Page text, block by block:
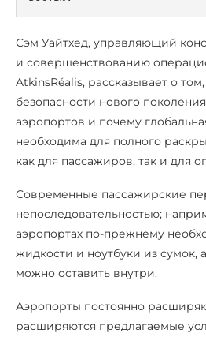
Сэм Уайтхед, управляющий
и совершенствованию
AtkinsRéalis, рассказывает о
безопасности нового
аэропортов и почему
необходима для полного
как для пассажиров, так и для
Современные пассажирские
непоследовательностью;
аэропортах по-прежнему
жидкости и ноутбуки из сумок,
можно оставить внутри.
Аэропорты постоянно
расширяются предлагаемые